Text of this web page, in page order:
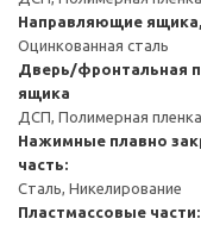
Направляющие ящика,
Оцинкованная сталь
Дверь/фронтальная
ящика
ДСП, Полимерная
Нажимные плавно
часть:
Сталь, Никелирование
Пластмассовые части: